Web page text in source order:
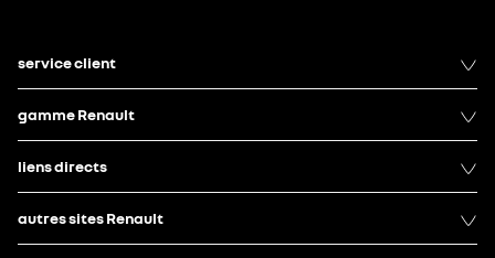
service client
gamme Renault
liens directs
autres sites Renault